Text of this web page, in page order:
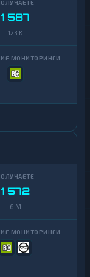
1 587
123 K
1 572
6 M